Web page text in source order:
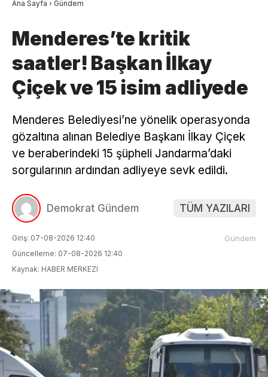
Ana Sayfa › Gündem
Menderes’te kritik
saatler! Başkan İlkay
Çiçek ve 15 isim adliyede
Menderes Belediyesi’ne yönelik operasyonda
gözaltına alınan Belediye Başkanı İlkay Çiçek
ve beraberindeki 15 şüpheli Jandarma’daki
sorgularının ardından adliyeye sevk edildi.
Demokrat Gündem TÜM YAZILARI
Giriş: 07-08-2026 12:40
Güncelleme: 07-08-2026 12:40
Kaynak: HABER MERKEZI
Gündem